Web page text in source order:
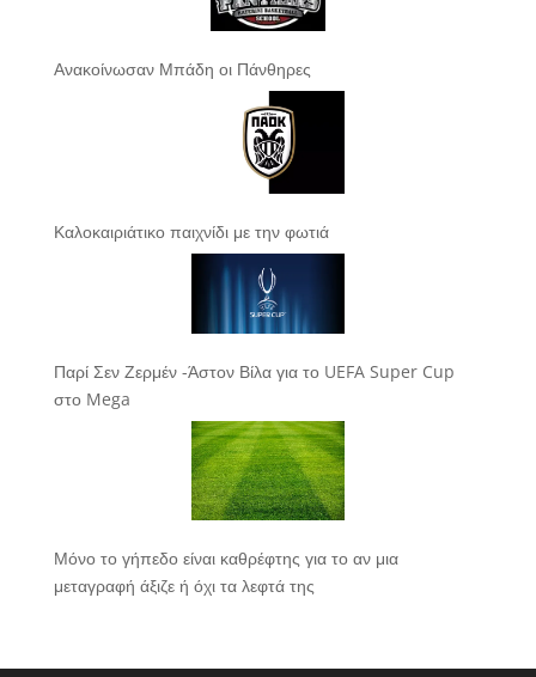
Ανακοίνωσαν Μπάδη οι Πάνθηρες
Καλοκαιριάτικο παιχνίδι με την φωτιά
Παρί Σεν Ζερμέν -Άστον Βίλα για το UEFA Super Cup
στο Mega
Μόνο το γήπεδο είναι καθρέφτης για το αν μια
μεταγραφή άξιζε ή όχι τα λεφτά της